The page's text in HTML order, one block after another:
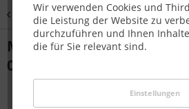
Wir verwenden Cookies und
die Leistung der Website zu
durchzuführen und Ihnen
die für Sie relevant sind.
Einstellungen
Übersicht Sonstige Ersatzteile
MANIFOLD FLEX
0060